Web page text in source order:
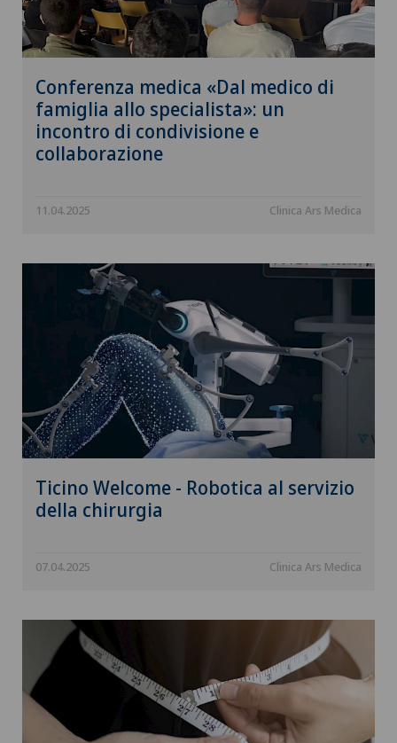
Conferenza medica «Dal medico di
famiglia allo specialista»: un
incontro di condivisione e
collaborazione
11.04.2025 Clinica Ars Medica
Ticino Welcome - Robotica al servizio
della chirurgia
07.04.2025 Clinica Ars Medica